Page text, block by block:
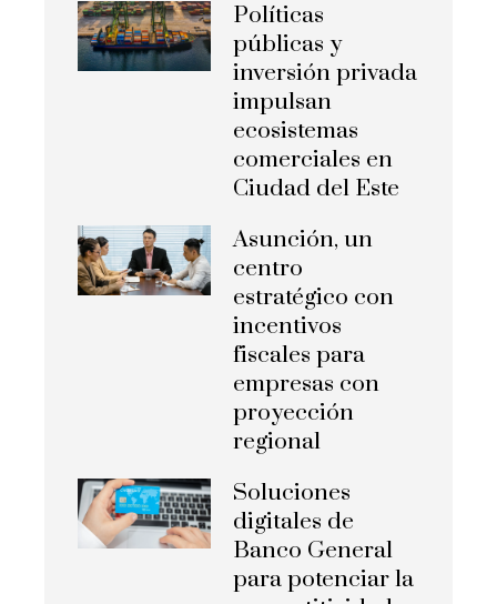
Políticas
públicas y
inversión privada
impulsan
ecosistemas
comerciales en
Ciudad del Este
Asunción, un
centro
estratégico con
incentivos
fiscales para
empresas con
proyección
regional
Soluciones
digitales de
Banco General
para potenciar la